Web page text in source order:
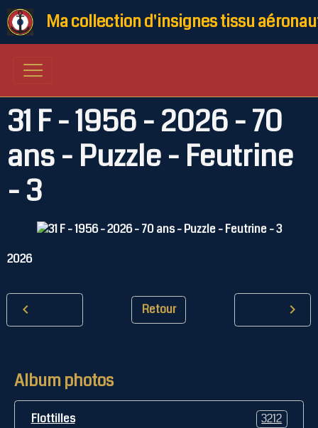
Ma collection d'insignes tissu
31 F - 1956 - 2026 - 70
ans - Puzzle - Feutrine
- 3
2026
Retour
Album photos
Flottilles 3212